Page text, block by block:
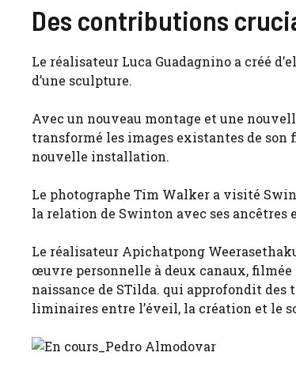
Des contributions
Le réalisateur Luca Guadagnino a créé
d’une sculpture.
Avec un nouveau montage et une
transformé les images existantes de son
nouvelle installation.
Le photographe Tim Walker a visité
la relation de Swinton avec ses
Le réalisateur Apichatpong
œuvre personnelle à deux canaux,
naissance de STilda. qui approfondit des
liminaires entre l’éveil, la création et le